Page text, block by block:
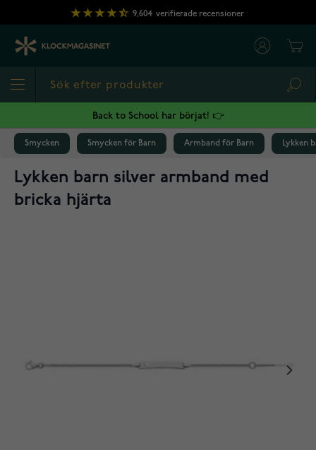
Hoppa till innehållet
9,604 verifierade recensioner
Back to School har börjat! 👉
Smycken Smycken för Barn Armband för Barn Lykken
Lykken barn silver armband med
bricka hjärta